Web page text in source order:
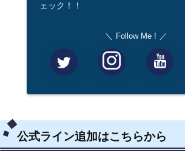
ェック！！
Follow Me !
公式ライン追加はこちらから